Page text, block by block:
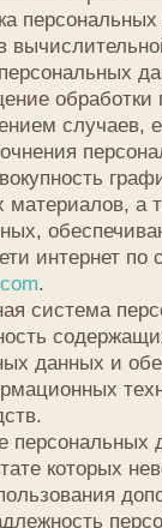
технологий
данных —
невозможно
дополнительной
персональных
или иному
данных — любое
действий
использованием
без использования
данными, включая
накопление,
изменение),
передачу
доступ),
удаление,
данных.
орган,
или
или совместно
и/или
персональных
цели обработки
персональных
действия
персональными